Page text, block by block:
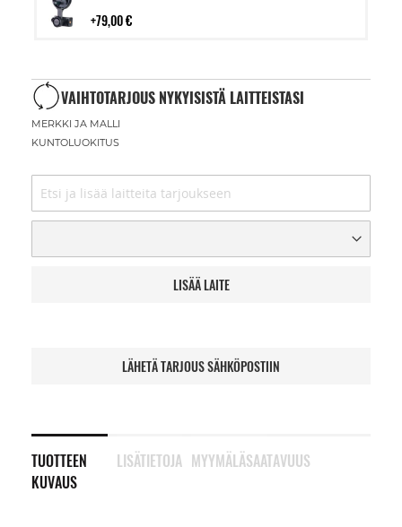
79,00 €
VAIHTOTARJOUS NYKYISISTÄ LAITTEISTASI
MERKKI JA MALLI
KUNTOLUOKITUS
LISÄÄ LAITE
LÄHETÄ TARJOUS SÄHKÖPOSTIIN
TUOTTEEN
KUVAUS
LISÄTIETOJA MYYMÄLÄSAATAVUUS